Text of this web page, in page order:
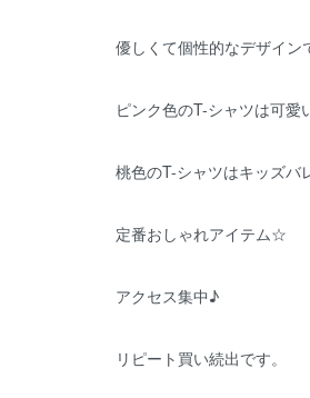
優しくて個性的なデザイン
ピンク色のT-シャツは可愛
桃色のT-シャツはキッズバ
定番おしゃれアイテム☆
アクセス集中♪
リピート買い続出です。